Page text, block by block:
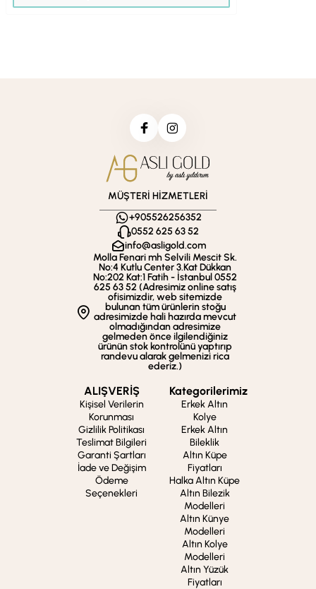
MÜŞTERİ HİZMETLERİ
+905526256352
0552 625 63 52
info@asligold.com
Molla Fenari mh Selvili Mescit Sk.
No:4 Kutlu Center 3.Kat Dükkan
No:202 Kat:1 Fatih - İstanbul 0552
625 63 52 (Adresimiz online satış
ofisimizdir, web sitemizde
bulunan tüm ürünlerin stoğu
adresimizde hali hazırda mevcut
olmadığından adresimize
gelmeden önce ilgilendiğiniz
ürünün stok kontrolünü yaptırıp
randevu alarak gelmenizi rica
ederiz.)
ALIŞVERİŞ
Kişisel Verilerin
Korunması
Gizlilik Politikası
Teslimat Bilgileri
Garanti Şartları
İade ve Değişim
Ödeme
Seçenekleri
Kategorilerimiz
Erkek Altın
Kolye
Erkek Altın
Bileklik
Altın Küpe
Fiyatları
Halka Altın Küpe
Altın Bilezik
Modelleri
Altın Künye
Modelleri
Altın Kolye
Modelleri
Altın Yüzük
Fiyatları